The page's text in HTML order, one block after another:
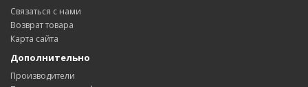
Связаться с нами
Возврат товара
Карта сайта
Дополнительно
Производители